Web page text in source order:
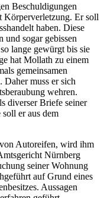
Beschuldigungen
Körperverletzung. Er soll
haben. Diese
und sogar gebissen
lange gewürgt bis sie
hat Mollath zu einem
gemeinsamen
Daher muss er sich
wehren.
diverser Briefe seiner
er aus dem
Autoreifen, wird ihm
Nürnberg
seiner Wohnung
auf Grund eines
Aussagen